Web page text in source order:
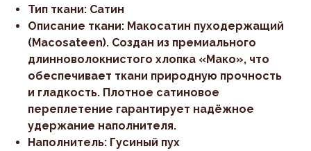
Тип ткани: Сатин
Описание ткани: Макосатин пуходержащий
(Macosateen). Создан из премиального
длинноволокнистого хлопка «Мако», что
обеспечивает ткани природную прочность
и гладкость. Плотное сатиновое
переплетение гарантирует надёжное
удержание наполнителя.
Наполнитель: Гусиный пух